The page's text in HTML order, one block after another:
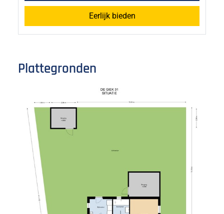
Eerlijk bieden
Plattegronden